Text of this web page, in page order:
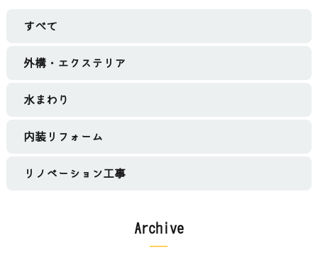
すべて
外構・エクステリア
水まわり
内装リフォーム
リノベーション工事
Archive